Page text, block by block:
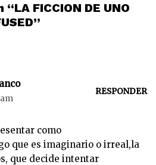
FICCION DE UNO
RESPONDER
como
que es imaginario o irreal,la
que decide intentar